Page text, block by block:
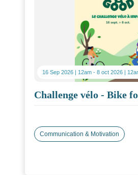
16 Sep 2026 | 12am -8 oct 2026 |
Challenge vélo - Bike
Communication & Motivation